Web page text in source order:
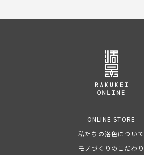
ONLINE STORE
私たちの洛色について
モノづくりのこだわり